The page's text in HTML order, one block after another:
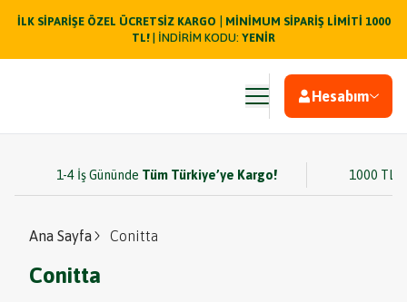
İLK SİPARİŞE ÖZEL ÜCRETSİZ KARGO
MİNİMUM SİPARİŞ LİMİTİ 1000
TL! | İNDİRİM KODU: YENİR
Hesabım
1-4 İş Gününde Tüm Türkiye’ye Kargo! 1000 TL
Ana Sayfa Conitta
Conitta